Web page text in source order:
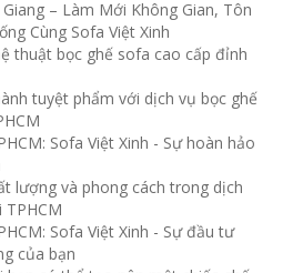
– Làm Mới Không Gian, Tôn
Cùng Sofa Việt Xinh
thuật bọc ghế sofa cao cấp đỉnh
tuyệt phẩm với dịch vụ bọc ghế
Sofa Việt Xinh - Sự hoàn hảo
lượng và phong cách trong dịch
Sofa Việt Xinh - Sự đầu tư
của bạn